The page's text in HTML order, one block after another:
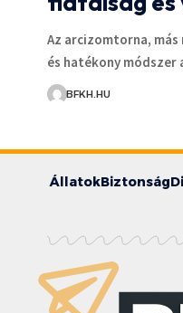
Az arcizomtorna,
és hatékony
BFKH.HU
ÁllatokBiztonság